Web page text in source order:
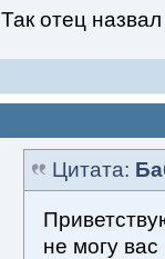
Так отец назвал
Цитата:
не могу